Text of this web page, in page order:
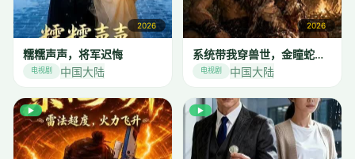
2026
糯糯声声，将军迟悔
电视剧 中国大陆
2026
系统带我穿兽世，金瞳蛇君太会宠
电视剧 中国大陆
▶ ▶